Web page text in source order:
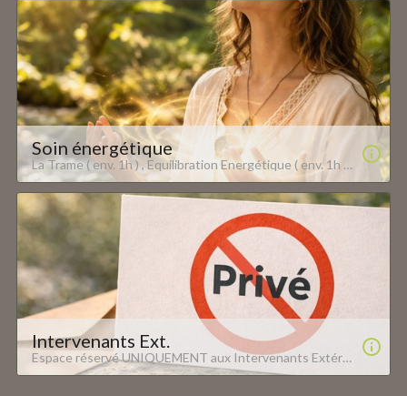
Soin énergétique
La Trame ( env. 1h ) , Equilibration Energétique ( env. 1h ), Séance de Lahochi 1h Oxyzen, 12 Bis rue du Grand Cerf - 57000 Metz www.oxyzen-metz.com
Intervenants Ext.
Espace réservé UNIQUEMENT aux Intervenants Extérieur Pour réserver des créneaux au cabinet de location, il vous faut impérativement avoir au préalable signé un contrat avec OXYZEN, Pour tous renseignements vous pouvez nous contacter au 06.27.10.63.17 Sans contrat signé, vos créneaux seront directement annulé!!!